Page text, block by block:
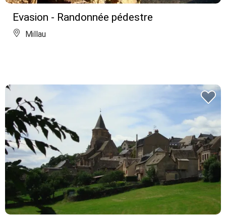
Evasion - Randonnée pédestre
Millau